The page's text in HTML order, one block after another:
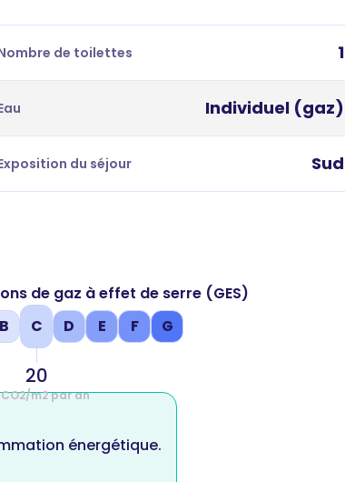
de toilettes 1
Individuel (gaz)
du séjour Sud
de gaz à effet de serre (GES)
B C
20
m2 par an
D E F G
énergétique.